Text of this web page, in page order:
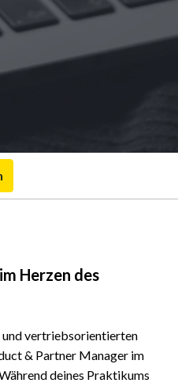
Herzen des
und vertriebsorientierten
& Partner Manager im
deines Praktikums